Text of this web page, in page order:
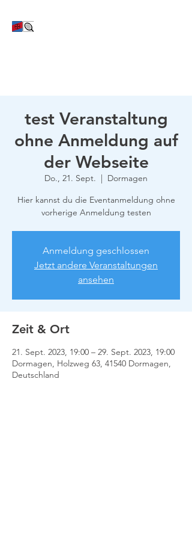
test Veranstaltung
ohne Anmeldung auf
der Webseite
Do., 21. Sept.
  |
Dormagen
Hier kannst du die Eventanmeldung ohne
vorherige Anmeldung testen
Anmeldung geschlossen
Jetzt andere Veranstaltungen
ansehen
Zeit & Ort
21. Sept. 2023, 19:00 – 29. Sept. 2023, 19:00
Dormagen, Holzweg 63, 41540 Dormagen,
Deutschland